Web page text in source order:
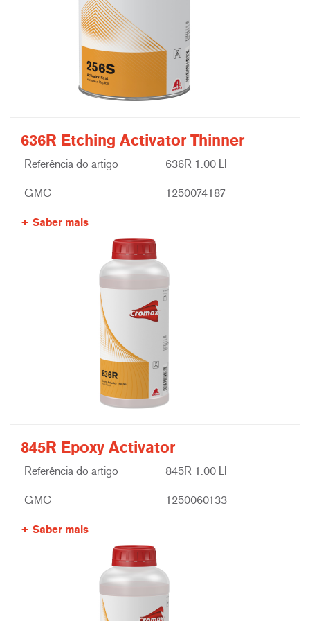
636R Etching Activator Thinner
Referência do artigo 636R 1.00 LI
GMC 1250074187
Saber mais
845R Epoxy Activator
Referência do artigo 845R 1.00 LI
GMC 1250060133
Saber mais